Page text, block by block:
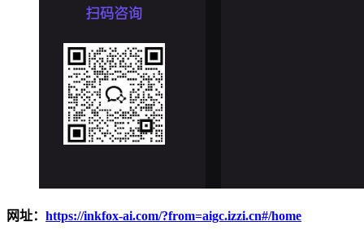
网址： https://inkfox-ai.com/?from=aigc.izzi.cn#/home